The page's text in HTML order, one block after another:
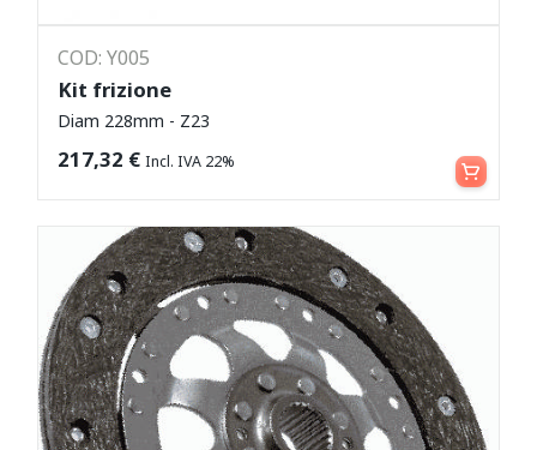
COD: Y005
Kit frizione
Diam 228mm - Z23
217,32 € Incl. IVA 22% Leggi tutto